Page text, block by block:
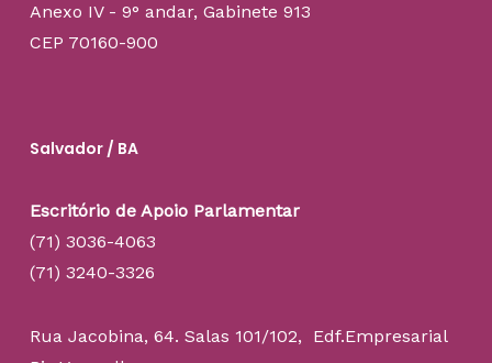
Anexo IV - 9° andar, Gabinete 913
CEP 70160-900
Salvador / BA
Escritório de Apoio Parlamentar
(71) 3036-4063
(71) 3240-3326
Rua Jacobina, 64. Salas 101/102, Edf.Empresarial